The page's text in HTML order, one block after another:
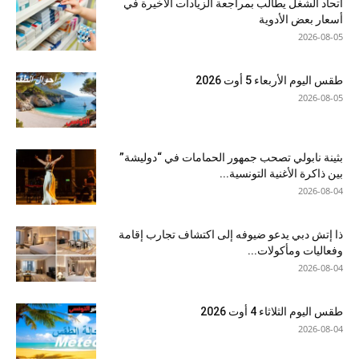
اتحاد الشغل يطالب بمراجعة الزيادات الأخيرة في
أسعار بعض الأدوية
2026-08-05
طقس اليوم الأربعاء 5 أوت 2026
2026-08-05
بثينة نابولي تصحب جمهور الحمامات في “دوليشة”
بين ذاكرة الأغنية التونسية...
2026-08-04
ذا إتش دبي يدعو ضيوفه إلى اكتشاف تجارب إقامة
وفعاليات ومأكولات...
2026-08-04
طقس اليوم الثلاثاء 4 أوت 2026
2026-08-04